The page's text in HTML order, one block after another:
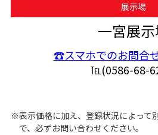
展示場
一宮展
☎スマホでのお問合
℡(0586-68-
※表示価格に加え、登録状況によって
で、必ずお問い合わせください。